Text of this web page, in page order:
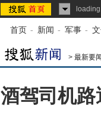
首页 - 新闻 - 军事 -
> 最新要
酒驾司机